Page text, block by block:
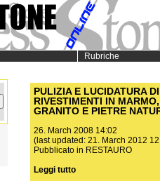
Rubriche
PULIZIA E LUCIDATURA DI
RIVESTIMENTI IN MARMO,
GRANITO E PIETRE
26. March 2008 14:02
(last updated: 21. March 2012
Pubblicato in RESTAURO
Leggi tutto